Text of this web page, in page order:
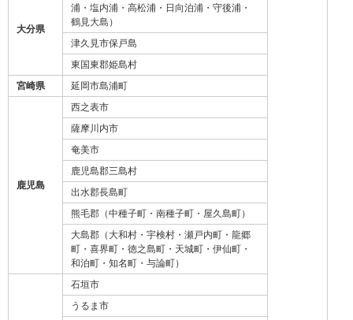
大分県
浦・塩内浦・高松浦・日向泊浦・守後浦・
鶴見大島）
津久見市保戸島
東国東郡姫島村
宮崎県
延岡市島浦町
鹿児島
西之表市
薩摩川内市
奄美市
鹿児島郡三島村
出水郡長島町
熊毛郡（中種子町・南種子町・屋久島町）
大島郡（大和村・宇検村・瀬戸内町・龍郷
町・喜界町・徳之島町・天城町・伊仙町・
和泊町・知名町・与論町）
石垣市
うるま市